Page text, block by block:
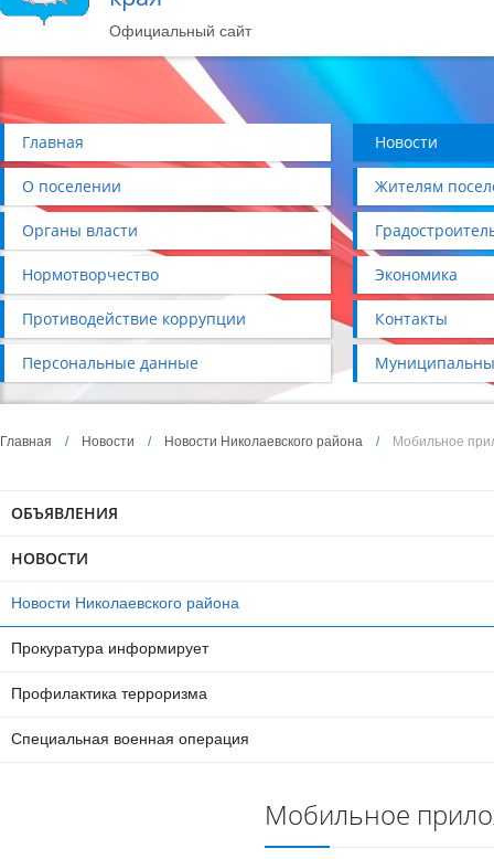
Официальный сайт
Главная Новости
О поселении Жителям
Органы власти
Нормотворчество Экономика
Противодействие коррупции Контакты
Персональные данные
Главная / Новости / Новости Николаевского района / Мобильное
ОБЪЯВЛЕНИЯ
НОВОСТИ
Новости Николаевского района
Прокуратура информирует
Профилактика терроризма
Специальная военная операция
Мобильное